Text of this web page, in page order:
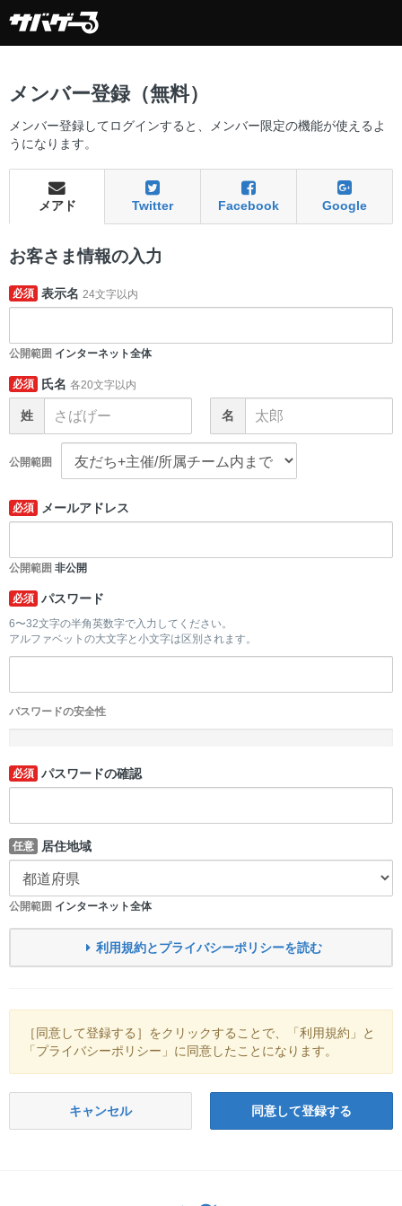
メンバー登録（無料）
メンバー登録してログインすると、メンバー限定の機能が使えるよ
うになります。
メアド Twitter Facebook Google
お客さま情報の入力
必須 表示名 24文字以内
公開範囲 インターネット全体
必須 氏名 各20文字以内
姓 名
公開範囲
必須 メールアドレス
公開範囲 非公開
必須 パスワード
6〜32文字の半角英数字で入力してください。
アルファベットの大文字と小文字は区別されます。
パスワードの安全性
必須 パスワードの確認
任意 居住地域
公開範囲 インターネット全体
利用規約とプライバシーポリシーを読む
［同意して登録する］をクリックすることで、「利用規約」と
「プライバシーポリシー」に同意したことになります。
キャンセル 同意して登録する